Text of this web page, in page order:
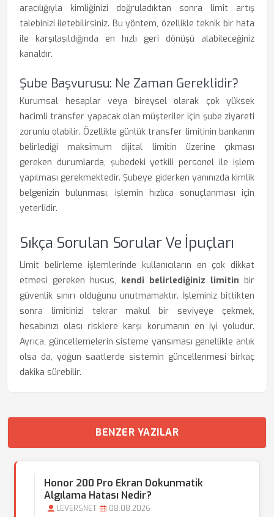
aracılığıyla kimliğinizi doğruladıktan sonra limit artış
talebinizi iletebilirsiniz. Bu yöntem, özellikle teknik bir hata
ile karşılaşıldığında en hızlı geri dönüşü alabileceğiniz
kanaldır.
Şube Başvurusu: Ne Zaman Gereklidir?
Kurumsal hesaplar veya bireysel olarak çok yüksek
hacimli transfer yapacak olan müşteriler için şube ziyareti
zorunlu olabilir. Özellikle günlük transfer limitinin bankanın
belirlediği maksimum dijital limitin üzerine çıkması
gereken durumlarda, şubedeki yetkili personel ile işlem
yapılması gerekmektedir. Şubeye giderken yanınızda kimlik
belgenizin bulunması, işlemin hızlıca sonuçlanması için
yeterlidir.
Sıkça Sorulan Sorular Ve İpuçları
Limit belirleme işlemlerinde kullanıcıların en çok dikkat
etmesi gereken husus, kendi belirlediğiniz limitin bir
güvenlik sınırı olduğunu unutmamaktır. İşleminiz bittikten
sonra limitinizi tekrar makul bir seviyeye çekmek,
hesabınızı olası risklere karşı korumanın en iyi yoludur.
Ayrıca, güncellemelerin sisteme yansıması genellikle anlık
olsa da, yoğun saatlerde sistemin güncellenmesi birkaç
dakika sürebilir.
BENZER YAZILAR
Honor 200 Pro Ekran Dokunmatik
Algılama Hatası Nedir?
LEVERSNET 08.08.2026